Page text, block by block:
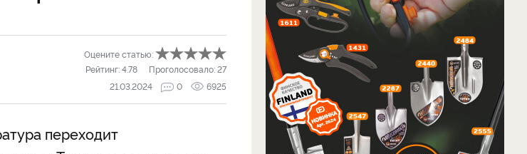
Оцените статью:
Рейтинг:4.78 Проголосовало:27
21.03.2024
0 6925
переходит